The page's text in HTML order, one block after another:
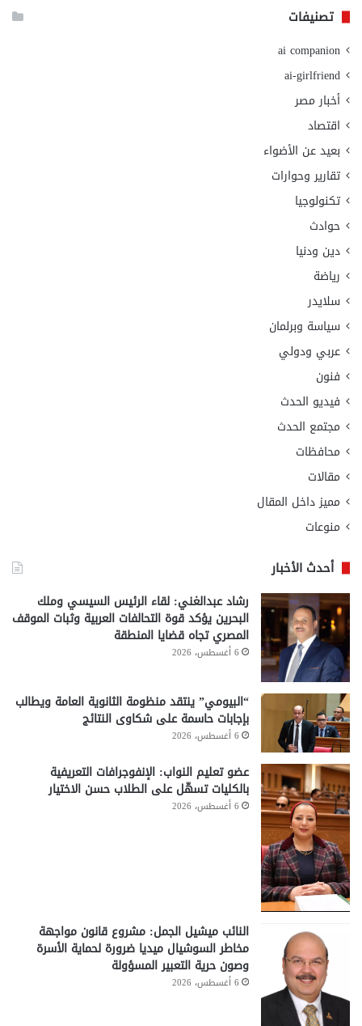
تصنيفات
ai companion
ai-girlfriend
أخبار مصر
اقتصاد
بعيد عن الأضواء
تقارير وحوارات
تكنولوجيا
حوادث
دين ودنيا
رياضة
سلايدر
سياسة وبرلمان
عربي ودولي
فنون
فيديو الحدث
مجتمع الحدث
محافظات
مقالات
مميز داخل المقال
منوعات
أحدث الأخبار
رشاد عبدالغني: لقاء الرئيس السيسي وملك
البحرين يؤكد قوة التحالفات العربية وثبات الموقف
المصري تجاه قضايا المنطقة
6 أغسطس، 2026
“البيومي” ينتقد منظومة الثانوية العامة ويطالب
بإجابات حاسمة على شكاوى النتائج
6 أغسطس، 2026
عضو تعليم النواب: الإنفوجرافات التعريفية
بالكليات تسهّل على الطلاب حسن الاختيار
6 أغسطس، 2026
النائب ميشيل الجمل: مشروع قانون مواجهة
مخاطر السوشيال ميديا ضرورة لحماية الأسرة
وصون حرية التعبير المسؤولة
6 أغسطس، 2026